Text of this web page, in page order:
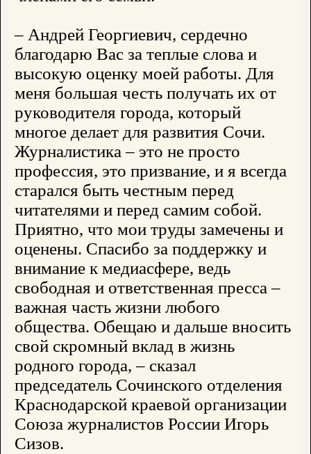
– Андрей Георгиевич, сердечно
благодарю Вас за теплые слова и
высокую оценку моей работы. Для
меня большая честь получать их от
руководителя города, который
многое делает для развития Сочи.
Журналистика – это не просто
профессия, это призвание, и я всегда
старался быть честным перед
читателями и перед самим собой.
Приятно, что мои труды замечены и
оценены. Спасибо за поддержку и
внимание к медиасфере, ведь
свободная и ответственная пресса –
важная часть жизни любого
общества. Обещаю и дальше вносить
свой скромный вклад в жизнь
родного города, – сказал
председатель Сочинского отделения
Краснодарской краевой организации
Союза журналистов России Игорь
Сизов.